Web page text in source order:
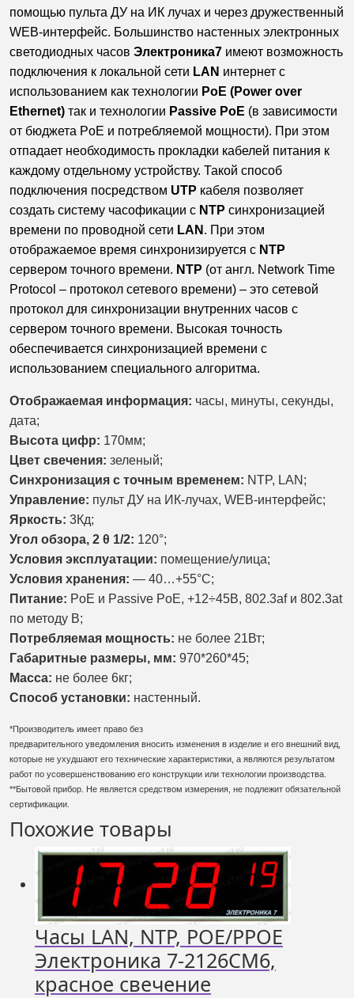
помощью пульта ДУ на ИК лучах и через дружественный
WEB-интерфейс. Большинство настенных электронных
светодиодных часов Электроника7 имеют возможность
подключения к локальной сети LAN интернет c
использованием как технологии PoE (Power over
Ethernet) так и технологии Passive PoE (в зависимости
от бюджета PoE и потребляемой мощности). При этом
отпадает необходимость прокладки кабелей питания к
каждому отдельному устройству. Такой способ
подключения посредством UTP кабеля позволяет
создать систему часофикации с NTP синхронизацией
времени по проводной сети LAN . При этом
отображаемое время синхронизируется с NTP
сервером точного времени. NTP (от англ. Network Time
Protocol – протокол сетевого времени) – это сетевой
протокол для синхронизации внутренних часов с
сервером точного времени. Высокая точность
обеспечивается синхронизацией времени с
использованием специального алгоритма.
Отображаемая информация: часы, минуты, секунды,
дата;
Высота цифр: 170мм;
Цвет свечения: зеленый;
Синхронизация с точным временем: NTP, LAN;
Управление: пульт ДУ на ИК-лучах, WEB-интерфейс;
Яркость: 3Кд;
Угол обзора, 2 θ 1/2: 120°;
Условия эксплуатации: помещение/улица;
Условия хранения: — 40…+55°С;
Питание: PoE и Passive PoE, +12÷45В, 802.3af и 802.3at
по методу B;
Потребляемая мощность: не более 21Вт;
Габаритные размеры, мм: 970*260*45;
Масса: не более 6кг;
Способ установки: настенный.
*Производитель имеет право без
предварительного уведомления вносить изменения в изделие и его внешний вид,
которые не ухудшают его технические характеристики, а являются результатом
работ по усовершенствованию его конструкции или технологии производства.
**Бытовой прибор. Не является средством измерения, не подлежит обязательной
сертификации.
Похожие товары
Часы LAN, NTP, РОЕ/РРОЕ
Электроника 7-2126СМ6,
красное свечение